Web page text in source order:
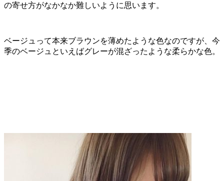
の寄せ方がなかなか難しいように思います。
ベージュって本来ブラウンを薄めたような色なのですが、今
季のベージュといえばグレーが混ざったような柔らかな色。